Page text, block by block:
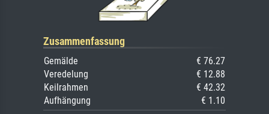
Zusammenfassung
Gemälde
€ 76.27
Veredelung
€ 12.88
Keilrahmen
€ 42.32
Aufhängung
€ 1.10